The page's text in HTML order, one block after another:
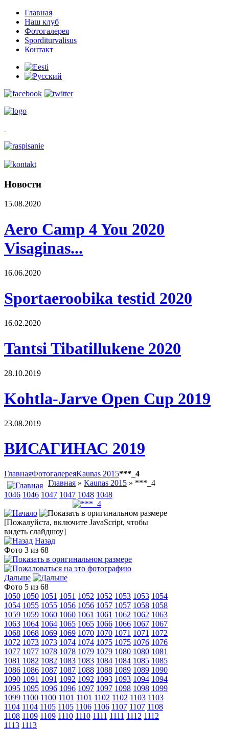
Главная
Наш клуб
Фотогалерея
Sporditurvalisus
Контакт
Новости
15.08.2020
Aero Camp 4 You 2020
Visaginas...
16.06.2020
Sportaeroobika testid 2020
16.02.2020
Tantsi Tibatillukene 2020
28.10.2019
Kohtla-Jarve Open Cup 2019
23.08.2019
ВИСАГИНАС 2019
ГлавнаяФотогалереяKaunas 2015***_4
Главная » Kaunas 2015 » ***_4
1046 1046 1047 1047 1048 1048
[Пожалуйста, включите JavaScript, чтобы
видеть слайдшоу]
Назад
Фото 3 из 68
Дальше
Фото 5 из 68
1050 1050 1051 1051 1052 1052 1053 1053 1054
1054 1055 1055 1056 1056 1057 1057 1058 1058
1059 1059 1060 1060 1061 1061 1062 1062 1063
1063 1064 1064 1065 1065 1066 1066 1067 1067
1068 1068 1069 1069 1070 1070 1071 1071 1072
1072 1073 1073 1074 1074 1075 1075 1076 1076
1077 1077 1078 1078 1079 1079 1080 1080 1081
1081 1082 1082 1083 1083 1084 1084 1085 1085
1086 1086 1087 1087 1088 1088 1089 1089 1090
1090 1091 1091 1092 1092 1093 1093 1094 1094
1095 1095 1096 1096 1097 1097 1098 1098 1099
1099 1100 1100 1101 1101 1102 1102 1103 1103
1104 1104 1105 1105 1106 1106 1107 1107 1108
1108 1109 1109 1110 1110 1111 1111 1112 1112
1113 1113